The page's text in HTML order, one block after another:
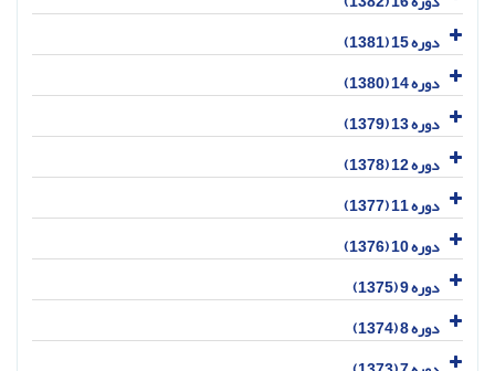
دوره 15 (1381)
دوره 14 (1380)
دوره 13 (1379)
دوره 12 (1378)
دوره 11 (1377)
دوره 10 (1376)
دوره 9 (1375)
دوره 8 (1374)